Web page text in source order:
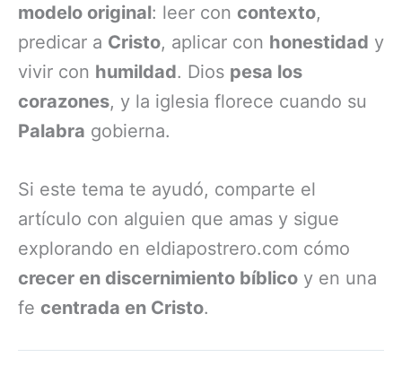
modelo original: leer con contexto,
predicar a Cristo, aplicar con honestidad y
vivir con humildad. Dios pesa los
corazones, y la iglesia florece cuando su
Palabra gobierna.
Si este tema te ayudó, comparte el
artículo con alguien que amas y sigue
explorando en eldiapostrero.com cómo
crecer en discernimiento bíblico y en una
fe centrada en Cristo.